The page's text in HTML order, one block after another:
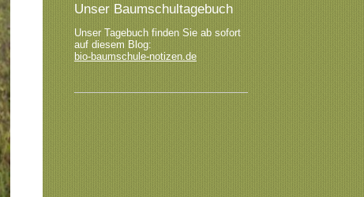
Unser Baumschultagebuch
Unser Tagebuch finden Sie ab sofort
auf diesem Blog:
bio-baumschule-notizen.de